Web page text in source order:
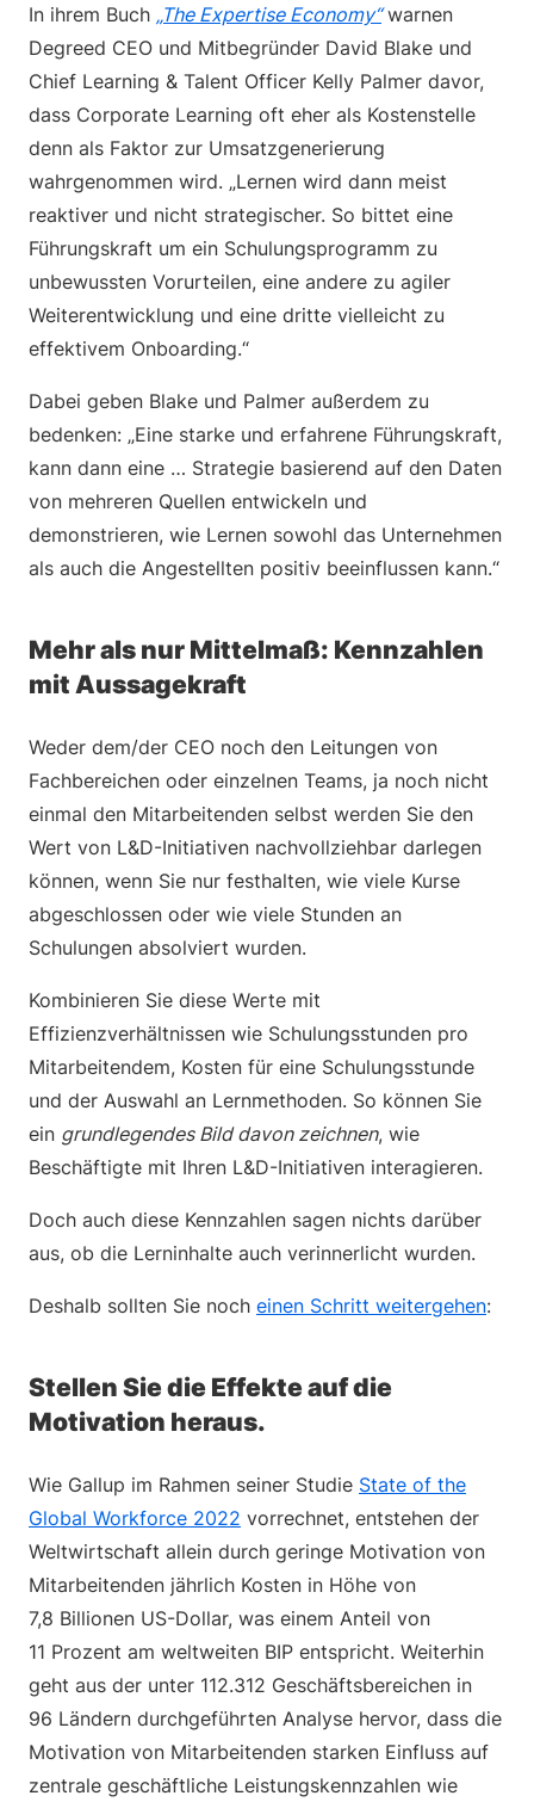
In ihrem Buch „The Expertise Economy“warnen
Degreed CEO und Mitbegründer David Blake und
Chief Learning & Talent Officer Kelly Palmer davor,
dass Corporate Learning oft eher als Kostenstelle
denn als Faktor zur Umsatzgenerierung
wahrgenommen wird. „Lernen wird dann meist
reaktiver und nicht strategischer. So bittet eine
Führungskraft um ein Schulungsprogramm zu
unbewussten Vorurteilen, eine andere zu agiler
Weiterentwicklung und eine dritte vielleicht zu
effektivem Onboarding.“
Dabei geben Blake und Palmer außerdem zu
bedenken: „Eine starke und erfahrene Führungskraft,
kann dann eine … Strategie basierend auf den Daten
von mehreren Quellen entwickeln und
demonstrieren, wie Lernen sowohl das Unternehmen
als auch die Angestellten positiv beeinflussen kann.“
Mehr als nur Mittelmaß: Kennzahlen
mit Aussagekraft
Weder dem/der CEO noch den Leitungen von
Fachbereichen oder einzelnen Teams, ja noch nicht
einmal den Mitarbeitenden selbst werden Sie den
Wert von L&D-Initiativen nachvollziehbar darlegen
können, wenn Sie nur festhalten, wie viele Kurse
abgeschlossen oder wie viele Stunden an
Schulungen absolviert wurden.
Kombinieren Sie diese Werte mit
Effizienzverhältnissen wie Schulungsstunden pro
Mitarbeitendem, Kosten für eine Schulungsstunde
und der Auswahl an Lernmethoden. So können Sie
ein grundlegendes Bild davon zeichnen, wie
Beschäftigte mit Ihren L&D-Initiativen interagieren.
Doch auch diese Kennzahlen sagen nichts darüber
aus, ob die Lerninhalte auch verinnerlicht wurden.
Deshalb sollten Sie noch einen Schritt weitergehen:
Stellen Sie die Effekte auf die
Motivation heraus.
Wie Gallup im Rahmen seiner Studie State of the
Global Workforce 2022 vorrechnet, entstehen der
Weltwirtschaft allein durch geringe Motivation von
Mitarbeitenden jährlich Kosten in Höhe von
7,8 Billionen US-Dollar, was einem Anteil von
11 Prozent am weltweiten BIP entspricht. Weiterhin
geht aus der unter 112.312 Geschäftsbereichen in
96 Ländern durchgeführten Analyse hervor, dass die
Motivation von Mitarbeitenden starken Einfluss auf
zentrale geschäftliche Leistungskennzahlen wie